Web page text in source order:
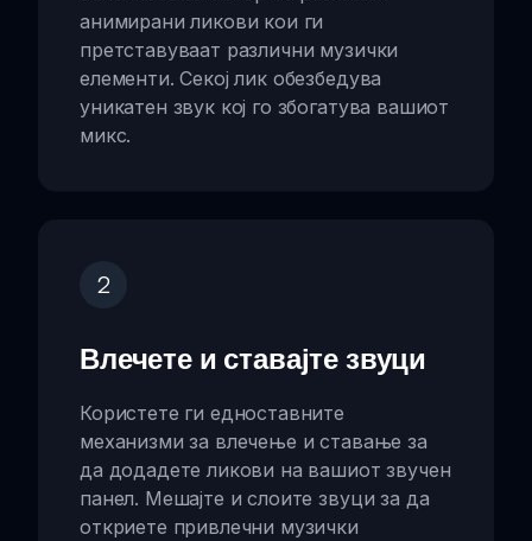
анимирани ликови кои ги
претставуваат различни музички
елементи. Секој лик обезбедува
уникатен звук кој го збогатува вашиот
микс.
2
Влечете и ставајте звуци
Користете ги едноставните
механизми за влечење и ставање за
да додадете ликови на вашиот звучен
панел. Мешајте и слоите звуци за да
откриете привлечни музички